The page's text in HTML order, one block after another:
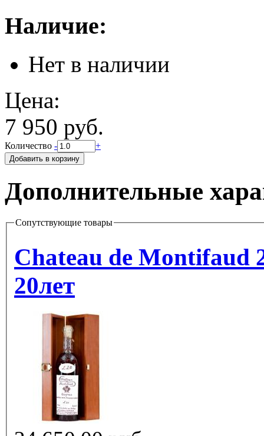
Наличие:
Нет в наличии
Цена:
7 950 руб.
Количество - +
Дополнительные
Сопутствующие товары
Chateau de Montifaud 20y.o. / Шато
20лет